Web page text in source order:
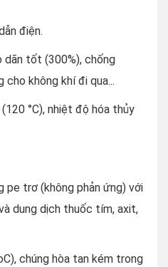
điện.
dãn tốt (300%), chống
không khí đi qua...
°C), nhiệt độ hóa thủy
pe trơ (không phản ứng) với
dung dịch thuốc tím, axit,
chúng hòa tan kém trong